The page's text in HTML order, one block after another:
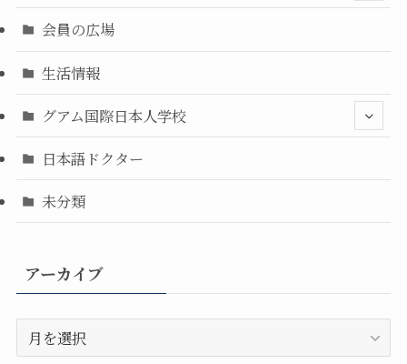
会員の広場
生活情報
グアム国際日本人学校
日本語ドクター
未分類
アーカイブ
ー